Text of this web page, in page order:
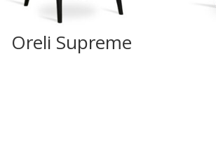
Oreli Supreme